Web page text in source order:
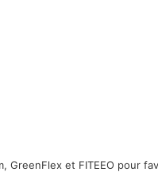
GreenFlex et FITEEO pour